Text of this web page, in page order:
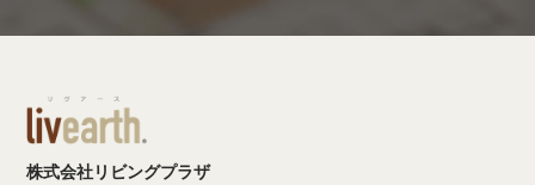
株式会社リビングプラザ